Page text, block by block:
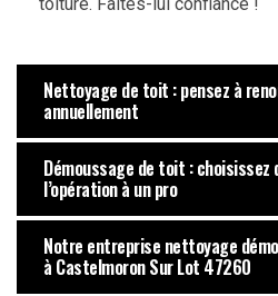
Nettoyage de toit : pensez à
annuellement
Démoussage de toit : choisissez
l’opération à un pro
Notre entreprise nettoyage
à Castelmoron Sur Lot 47260